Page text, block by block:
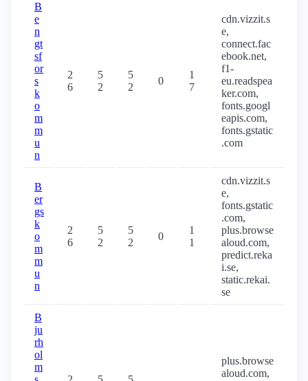
B
e
n
gt
sf
or
s
k
o
m
m
u
n
2
6
5
2
5
2
0
1
7
cdn.vizzit.s
e,
connect.fac
ebook.net,
f1-
eu.readspea
ker.com,
fonts.googl
eapis.com,
fonts.gstatic
.com
B
er
gs
k
o
m
m
u
n
2
6
5
2
5
2
0
1
1
cdn.vizzit.s
e,
fonts.gstatic
.com,
plus.browse
aloud.com,
predict.reka
i.se,
static.rekai.
se
B
ju
rh
ol
m
plus.browse
aloud.com,